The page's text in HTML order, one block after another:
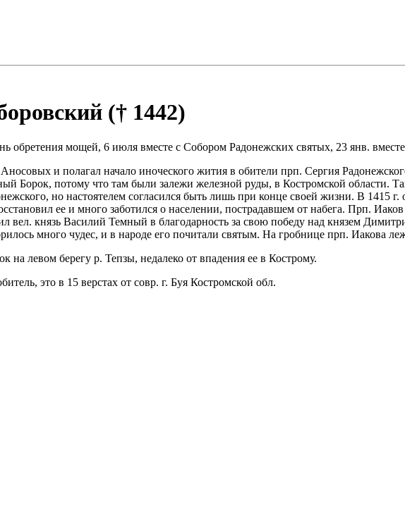
(† 1442)
обретения мощей, 6 июля вместе с Собором Радонежских святых, 23 янв.
и полагал начало иноческого жития в обители прп. Сергия
Борок, потому что там были залежи железной руды, в Костромской области.
но настоятелем согласился быть лишь при конце своей жизни. В 1415 г.
ее и много заботился о населении, пострадавшем от набега. Прп.
вел. князь Василий Темный в благодарность за свою победу над князем
много чудес, и в народе его почитали святым. На гробнице прп. Иакова
левом берегу р. Тепзы, недалеко от впадения ее в Кострому.
это в 15 верстах от совр. г. Буя Костромской обл.